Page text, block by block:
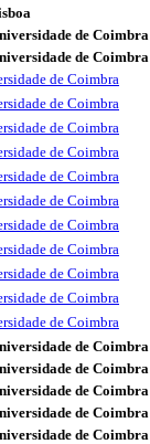
de Coimbra
de Coimbra
de Coimbra
de Coimbra
de Coimbra
de Coimbra
de Coimbra
de Coimbra
de Coimbra
de Coimbra
de Coimbra
de Coimbra
de Coimbra
de Coimbra
de Coimbra
de Coimbra
de Coimbra
de Coimbra